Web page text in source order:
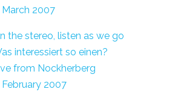
March 2007
the stereo, listen as we go
interessiert so einen?
from Nockherberg
February 2007